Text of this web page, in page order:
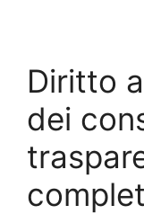
Diritto
dei